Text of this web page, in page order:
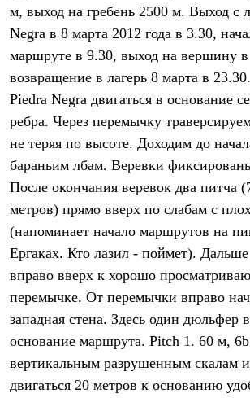
м, выход на гребень 2500 м. Выход с
Negra в 8 марта 2012 года в 3.30,
маршруте в 9.30, выход на вершину
возвращение в лагерь 8 марта в
Piedra Negra двигаться в основание
ребра. Через перемычку
не теряя по высоте. Доходим до
бараньим лбам. Веревки
После окончания веревок два питча
метров) прямо вверх по слабам с
(напоминает начало маршрутов на
Ергаках. Кто лазил - поймет).
вправо вверх к хорошо
перемычке. От перемычки вправо
западная стена. Здесь один дюльфер
основание маршрута. Pitch 1. 60 м,
вертикальным разрушенным скалам
двигаться 20 метров к основанию